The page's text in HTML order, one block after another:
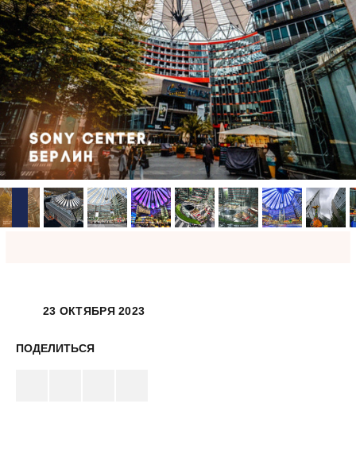
23 ОКТЯБРЯ 2023
ПОДЕЛИТЬСЯ